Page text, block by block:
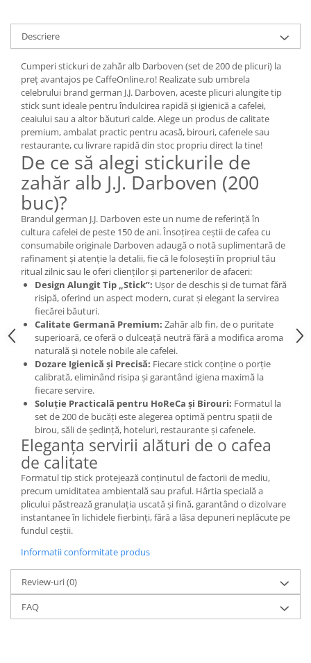
Altele
Descriere
Cumperi stickuri de zahăr alb Darboven (set de 200 de plicuri) la
preț avantajos pe CaffeOnline.ro! Realizate sub umbrela
celebrului brand german J.J. Darboven, aceste plicuri alungite tip
stick sunt ideale pentru îndulcirea rapidă și igienică a cafelei,
ceaiului sau a altor băuturi calde. Alege un produs de calitate
premium, ambalat practic pentru acasă, birouri, cafenele sau
restaurante, cu livrare rapidă din stoc propriu direct la tine!
De ce să alegi stickurile de
zahăr alb J.J. Darboven (200
buc)?
Brandul german J.J. Darboven este un nume de referință în
cultura cafelei de peste 150 de ani. Însoțirea ceștii de cafea cu
consumabile originale Darboven adaugă o notă suplimentară de
rafinament și atenție la detalii, fie că le folosești în propriul tău
ritual zilnic sau le oferi clienților și partenerilor de afaceri:
Design Alungit Tip „Stick”: Ușor de deschis și de turnat fără
risipă, oferind un aspect modern, curat și elegant la servirea
fiecărei băuturi.
Calitate Germană Premium: Zahăr alb fin, de o puritate
superioară, ce oferă o dulceață neutră fără a modifica aroma
naturală și notele nobile ale cafelei.
Dozare Igienică și Precisă: Fiecare stick conține o porție
calibrată, eliminând risipa și garantând igiena maximă la
fiecare servire.
Soluție Practicală pentru HoReCa și Birouri: Formatul la
set de 200 de bucăți este alegerea optimă pentru spații de
birou, săli de ședință, hoteluri, restaurante și cafenele.
Eleganța servirii alături de o cafea
de calitate
Formatul tip stick protejează conținutul de factorii de mediu,
precum umiditatea ambientală sau praful. Hârtia specială a
plicului păstrează granulația uscată și fină, garantând o dizolvare
instantanee în lichidele fierbinți, fără a lăsa depuneri neplăcute pe
fundul ceștii.
Informatii conformitate produs
Review-uri(0)
FAQ